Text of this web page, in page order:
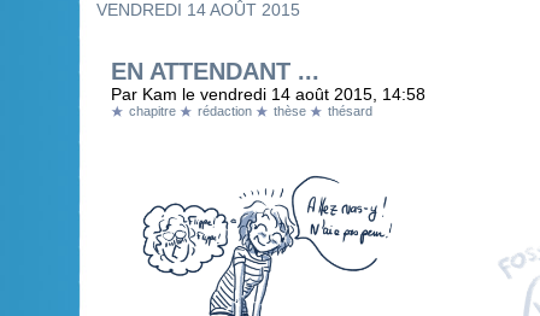
VENDREDI 14 AOÛT 2015
EN ATTENDANT ...
Par Kam le vendredi 14 août 2015, 14:58
chapitre rédaction thèse thésard